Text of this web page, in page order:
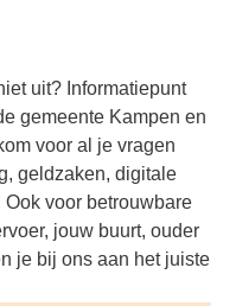
uit? Informatiepunt
gemeente Kampen en
voor al je vragen
geldzaken, digitale
voor betrouwbare
jouw buurt, ouder
je bij ons aan het juiste